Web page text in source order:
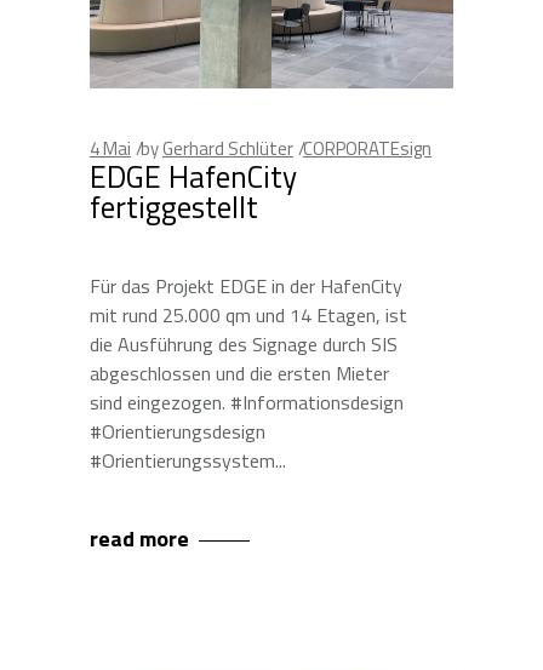
4Mai byGerhard Schlüter CORPORATEsign
EDGE HafenCity
fertiggestellt
Für das Projekt EDGE in der HafenCity
mit rund 25.000 qm und 14 Etagen, ist
die Ausführung des Signage durch SIS
abgeschlossen und die ersten Mieter
sind eingezogen. #Informationsdesign
#Orientierungsdesign
#Orientierungssystem
read more